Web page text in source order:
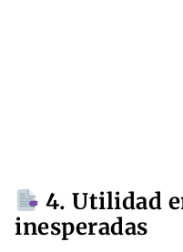
4. Utilidad
inesperadas